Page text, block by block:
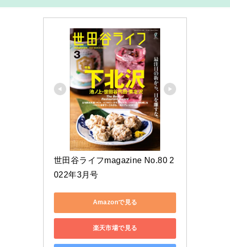
世田谷ライフmagazine No.80 2
022年3月号
Amazonで見る
楽天市場で見る